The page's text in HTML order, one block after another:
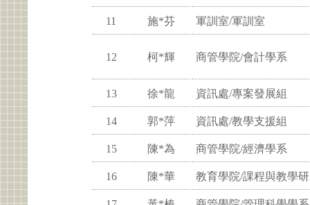
11 施*芬 軍訓室/軍訓室
12 柯*輝 商管學院/會計學系
13 徐*龍 資訊處/專案發展組
14 郭*萍 資訊處/教學支援組
15 陳*為 商管學院/經濟學系
16 陳*華 教育學院/課程與教學